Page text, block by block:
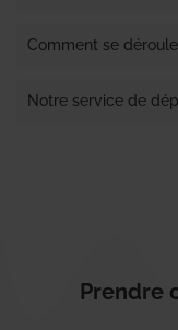
Comment se
Notre service de
Prendre